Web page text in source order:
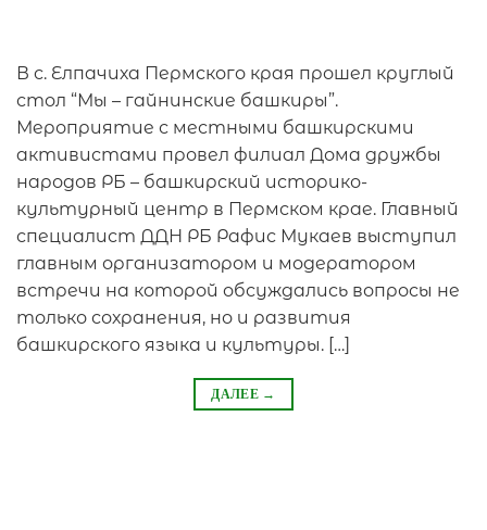
В с. Елпачиха Пермского края прошел круглый
стол “Мы – гайнинские башкиры”.
Мероприятие с местными башкирскими
активистами провел филиал Дома дружбы
народов РБ – башкирский историко-
культурный центр в Пермском крае. Главный
специалист ДДН РБ Рафис Мукаев выступил
главным организатором и модератором
встречи на которой обсуждались вопросы не
только сохранения, но и развития
башкирского языка и культуры. […]
ДАЛЕЕ →